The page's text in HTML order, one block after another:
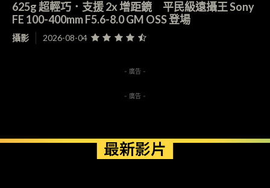
625g 超輕巧．支援 2x 增距鏡 平民級遠攝王 Sony
FE 100-400mm F5.6-8.0 GM OSS 登場
攝影 2026-08-04
- 廣告 -
- 廣告 -
最新影片